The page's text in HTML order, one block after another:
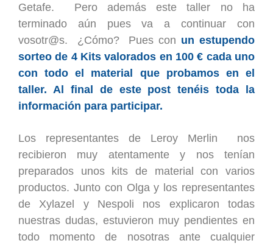
Getafe. Pero además este taller no ha
terminado aún pues va a continuar con
vosotr@s. ¿Cómo? Pues con un estupendo
sorteo de 4 Kits valorados en 100 € cada uno
con todo el material que probamos en el
taller. Al final de este post tenéis toda la
información para participar.
Los representantes de Leroy Merlin nos
recibieron muy atentamente y nos tenían
preparados unos kits de material con varios
productos. Junto con Olga y los representantes
de Xylazel y Nespoli nos explicaron todas
nuestras dudas, estuvieron muy pendientes en
todo momento de nosotras ante cualquier